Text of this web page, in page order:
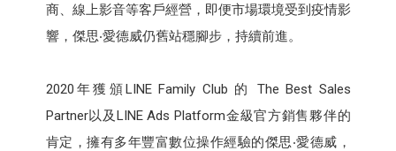
商、線上影音等客戶經營，即便市場環境受到疫情影
響，傑思‧愛德威仍舊站穩腳步，持續前進。
2020年獲頒LINE Family Club 的 The Best Sales
Partner以及LINE Ads Platform金級官方銷售夥伴的
肯定，擁有多年豐富數位操作經驗的傑思‧愛德威，